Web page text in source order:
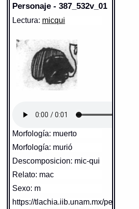
Personaje - 387_532v_01
Lectura: micqui
Morfología: muerto
Morfología: murió
Descomposicion: mic-qui
Relato: mac
Sexo: m
https://tlachia.iib.unam.mx/